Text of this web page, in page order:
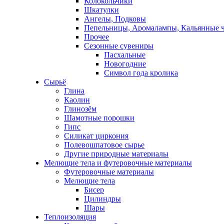
Шкатулки
Ангелы, Подковы
Пепельницы, Аромалампы, Кальянные
Прочее
Сезонные сувениры
Пасхальные
Новогодние
Символ года кролика
Сырьё
Глина
Каолин
Глинозём
Шамотные порошки
Гипс
Силикат циркония
Полевошпатовое сырье
Другие природные материалы
Мелющие тела и футеровочные материалы
Футеровочные материалы
Мелющие тела
Бисер
Цилиндры
Шары
Теплоизоляция